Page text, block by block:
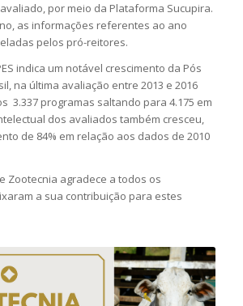
por meio da Plataforma Sucupira.
as informações referentes ao ano
pelos pró-reitores.
indica um notável crescimento da Pós
na última avaliação entre 2013 e 2016
3.337 programas saltando para 4.175 em
dos avaliados também cresceu,
de 84% em relação aos dados de 2010
Zootecnia agradece a todos os
a sua contribuição para estes